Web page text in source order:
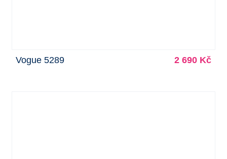
Vogue 5289 2 690 Kč